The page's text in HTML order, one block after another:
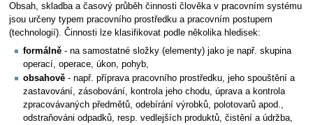
Skočit
na
navigaci
Skočit
na
vyhledávání
Obsah, skladba a časový průběh činnosti člověka v pracovním systému
jsou určeny typem pracovního prostředku a pracovním postupem
(technologií). Činnosti lze klasifikovat podle několika hledisek:
formálně - na samostatné složky (elementy) jako je např. skupina
operací, operace, úkon, pohyb,
obsahově - např. příprava pracovního prostředku, jeho spouštění a
zastavování, zásobování, kontrola jeho chodu, úprava a kontrola
zpracovávaných předmětů, odebírání výrobků, polotovarů apod.,
odstraňováni odpadků, resp. vedlejších produktů, čistění a údržba,